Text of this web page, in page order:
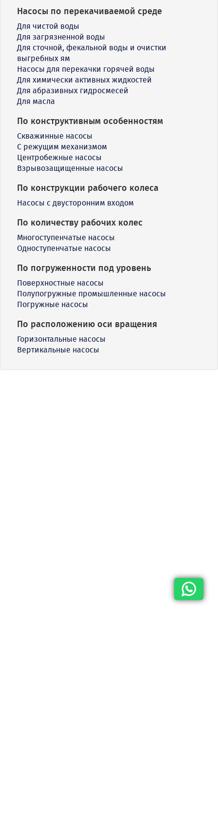
Насосы по перекачиваемой среде
Для чистой воды
Для загрязненной воды
Для сточной, фекальной воды и очистки
выгребных ям
Насосы для перекачки горячей воды
Для химически активных жидкостей
Для абразивных гидросмесей
Для масла
По конструктивным особенностям
Скважинные насосы
С режущим механизмом
Центробежные насосы
Взрывозащищенные насосы
По конструкции рабочего колеса
Насосы с двусторонним входом
По количеству рабочих колес
Многоступенчатые насосы
Одноступенчатые насосы
По погруженности под уровень
Поверхностные насосы
Полупогружные промышленные насосы
Погружные насосы
По расположению оси вращения
Горизонтальные насосы
Вертикальные насосы